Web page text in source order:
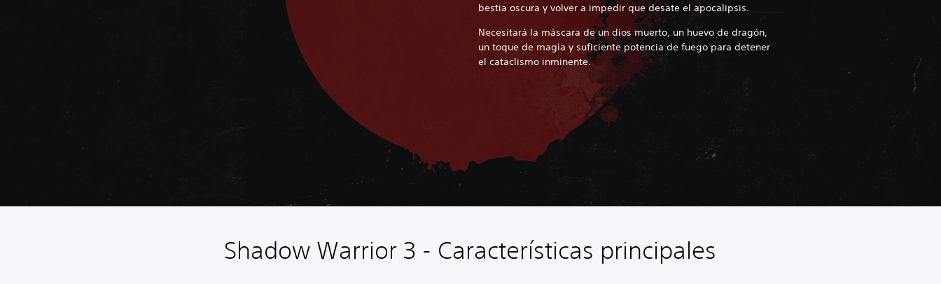
bestia oscura y volver a impedir que desate el apocalipsis.
Necesitará la máscara de un dios muerto, un huevo de dragón,
un toque de magia y suficiente potencia de fuego para detener
el cataclismo inminente.
Shadow Warrior 3 - Características principales